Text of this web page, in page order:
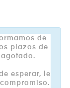
de
plazos de
esperar, le